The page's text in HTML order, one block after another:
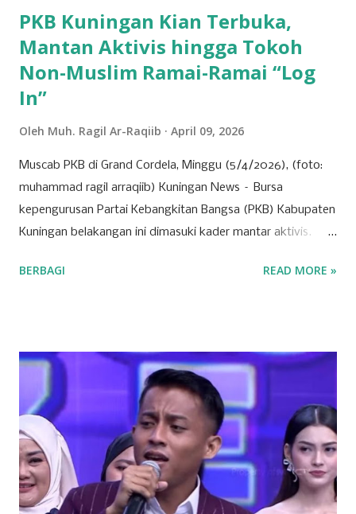
PKB Kuningan Kian Terbuka,
Mantan Aktivis hingga Tokoh
Non-Muslim Ramai-Ramai “Log
In”
Oleh Muh. Ragil Ar-Raqiib April 09, 2026
Muscab PKB di Grand Cordela, Minggu (5/4/2026), (foto:
muhammad ragil arraqiib) Kuningan News – Bursa
kepengurusan Partai Kebangkitan Bangsa (PKB) Kabupaten
Kuningan belakangan ini dimasuki kader mantar aktivis.
semakin menunjukkan wajah barunya sebagai partai yang
tersebut. Drs. H. Ujang Kosasih, Ketua PKB Kuningan,
menyebut PKB saat ini adalah wadah bagi seluruh warga
negara tanpa melihat latar belakang organisasi maupun
agama. Fenomena menarik perhatian adalah bergabungnya
sejumlah nama besar dari kalangan aktivis muda, seperti
Sadam Husain. Ada anak muda dari kalangan
Muhammadiyah, NU, hingga mantan aktivis dari organisasi
BERBAGI READ MORE »